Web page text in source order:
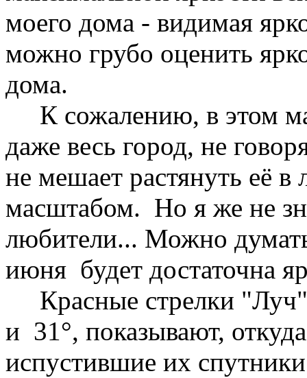
моего дома - видимая
можно грубо оценить
дома.
К сожалению, в этом
даже весь город, не
не мешает растянуть её
масштабом. Но я же не
любители... Можно
июня будет достаточна
Красные стрелки
и 31°, показывают,
испустившие их